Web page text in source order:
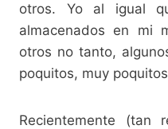
otros. Yo al igual
almacenados en mi
otros no tanto,
poquitos, muy
Recientemente (tan